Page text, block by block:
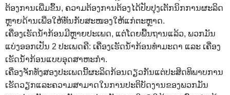
ຕ້ອງການເພີ່ມຂຶ້ນ, ຄວາມຕ້ອງການຕ້ອງໄດ້ປັບປຸງເຕັກນິກການຜະລິດ
ຫຼາຍດ້ານເພື່ອໃຫ້ທັນກັບສະໜອງໃຫ້ແກ່ຕະຫຼາດ.
ເຄື່ອງເຮັດນ້ຳກ້ອນມີຫຼາຍປະເພດ, ແຕ່ໂດຍພື້ນຖານແລ້ວ, ພວກມັນ
ແບ່ງອອກເປັນ 2 ປະເພດຄື: ເຄື່ອງເຮັດນ້ຳກ້ອນທຳມະດາ ແລະ ເຄື່ອງ
ເຮັດນ້ຳກ້ອນແບບອຸດສາຫະກຳ.
ເຄື່ອງຈັກທັງສອງປະເພດນີ້ຜະລິດກ້ອນດຽວກັນແຕ່ປະສິດທິພາບການ
ເຮັດວຽກແລະຄວາມສາມາດໃນການປະຕິບັດງານຂອງພວກມັນ